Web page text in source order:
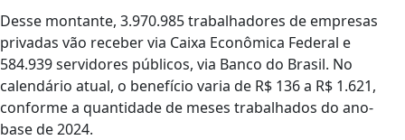
Desse montante, 3.970.985 trabalhadores de empresas
privadas vão receber via Caixa Econômica Federal e
584.939 servidores públicos, via Banco do Brasil. No
calendário atual, o benefício varia de R$ 136 a R$ 1.621,
conforme a quantidade de meses trabalhados do ano-
base de 2024.